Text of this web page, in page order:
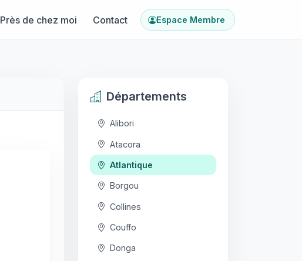
Près de chez moi Contact Espace Membre
Départements
Alibori
Atacora
Atlantique
Borgou
Collines
Couffo
Donga